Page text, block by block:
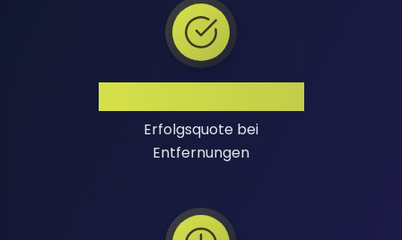
Erfolgsquote bei
Entfernungen